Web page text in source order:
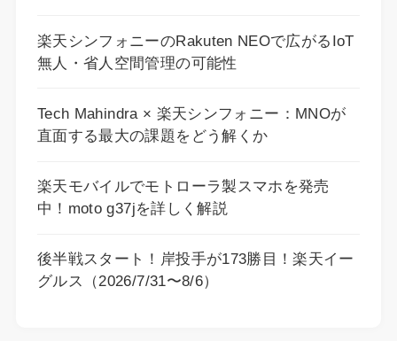
楽天シンフォニーのRakuten NEOで広がるIoT
無人・省人空間管理の可能性
Tech Mahindra × 楽天シンフォニー：MNOが
直面する最大の課題をどう解くか
楽天モバイルでモトローラ製スマホを発売
中！moto g37jを詳しく解説
後半戦スタート！岸投手が173勝目！楽天イー
グルス（2026/7/31〜8/6）